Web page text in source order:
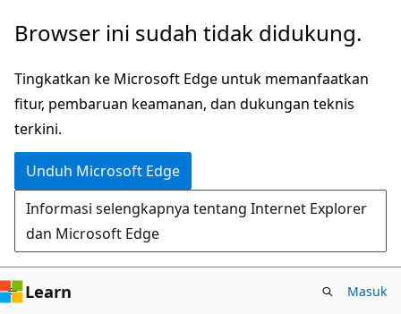
Lompati
konten
utama
Browser ini sudah tidak didukung.
Tingkatkan ke Microsoft Edge untuk memanfaatkan
fitur, pembaruan keamanan, dan dukungan teknis
terkini.
Unduh Microsoft Edge
Informasi selengkapnya tentang Internet Explorer
dan Microsoft Edge
Learn Masuk